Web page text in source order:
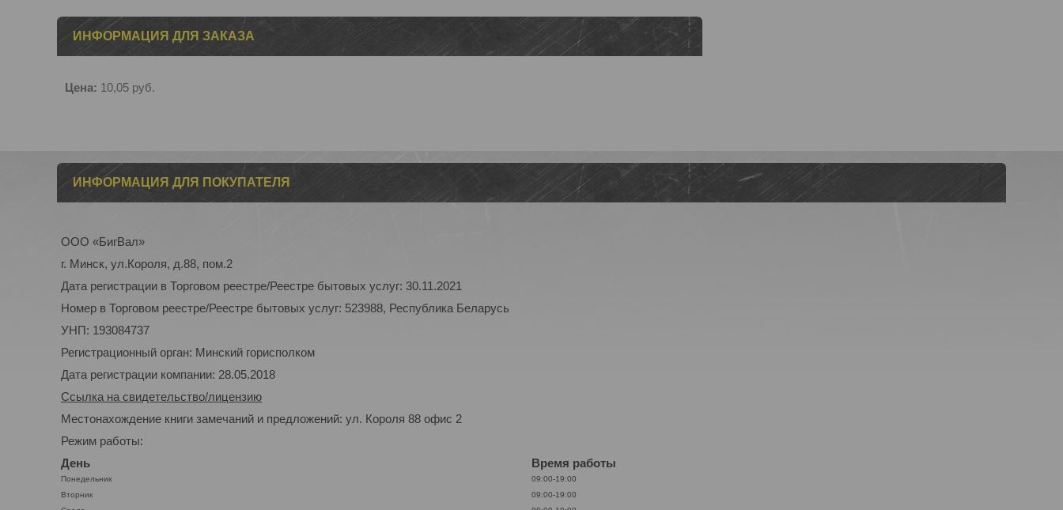
ИНФОРМАЦИЯ ДЛЯ ЗАКАЗА
Цена: 10,05 руб.
ИНФОРМАЦИЯ ДЛЯ ПОКУПАТЕЛЯ
ООО «БигВал»
г. Минск, ул.Короля, д.88, пом.2
Дата регистрации в Торговом реестре/Реестре бытовых услуг: 30.11.2021
Номер в Торговом реестре/Реестре бытовых услуг: 523988, Республика Беларусь
УНП: 193084737
Регистрационный орган: Минский горисполком
Дата регистрации компании: 28.05.2018
Ссылка на свидетельство/лицензию
Местонахождение книги замечаний и предложений: ул. Короля 88 офис 2
Режим работы:
День
Время работы
Понедельник
09:00-19:00
Вторник
09:00-19:00